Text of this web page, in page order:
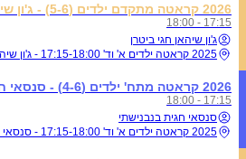
17:15 - 18:00
ג'ון שיהאן חגי ביטרן
2025 קראטה ילדים א' וד' 17:15-18:00 - ג'ון שיהאן חגי
17:15 - 18:00
סנסאי חגית בנבנישתי
2025 קראטה ילדים א' וד' 17:15-18:00 - סנסאי חגית